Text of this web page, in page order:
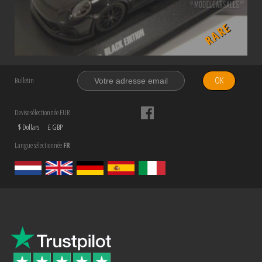
RARE
Bulletin OK
Devise sélectionnée EUR
$ Dollars
£ GBP
Langue sélectionnéeFR